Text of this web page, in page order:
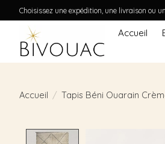
Choisissez une expédition, une livraison ou
Accueil
Accueil / Tapis Béni Ouarain